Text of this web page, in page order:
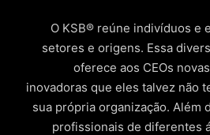
O KSB® reúne indivíduos e
setores e origens. Essa
oferece aos CEOs
inovadoras que eles talvez não
sua própria organização. Além
profissionais de diferentes